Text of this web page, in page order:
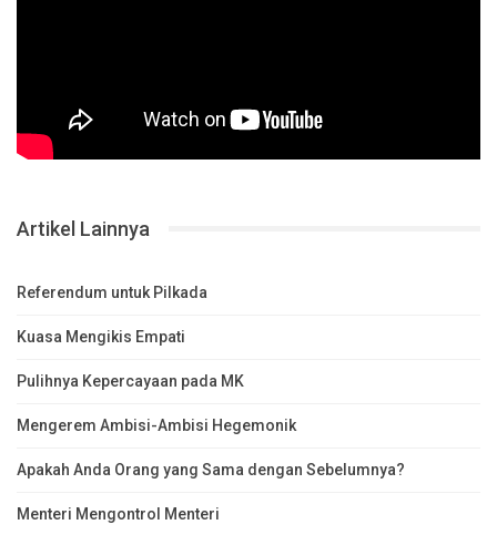
Artikel Lainnya
Referendum untuk Pilkada
Kuasa Mengikis Empati
Pulihnya Kepercayaan pada MK
Mengerem Ambisi-Ambisi Hegemonik
Apakah Anda Orang yang Sama dengan Sebelumnya?
Menteri Mengontrol Menteri